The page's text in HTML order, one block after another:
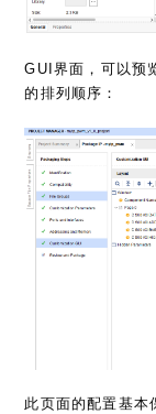
GUI界面，可以预
的排列顺序：
此页面的配置基本